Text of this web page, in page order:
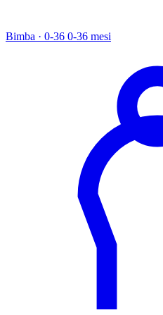
Bimba · 0-36 0-36 mesi